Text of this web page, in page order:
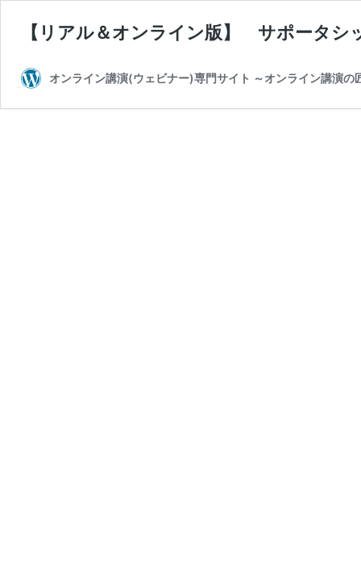
【リアル＆オンライン版】 サポータシ
オンライン講演(ウェビナー)専門サイト ～オンライン講演の